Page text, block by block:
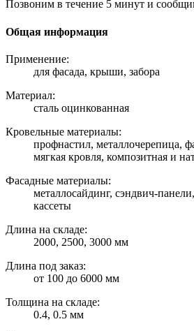
Позвоним в течение 5 минут и
Общая информация
Применение:
для фасада, крыши, забора
Материал:
сталь оцинкованная
Кровельные материалы:
профнастил, металлочерепица,
мягкая кровля, композитная и
Фасадные материалы:
металлосайдинг, сэндвич-
кассеты
Длина на складе:
2000, 2500, 3000 мм
Длина под заказ:
от 100 до 6000 мм
Толщина на складе:
0.4, 0.5 мм